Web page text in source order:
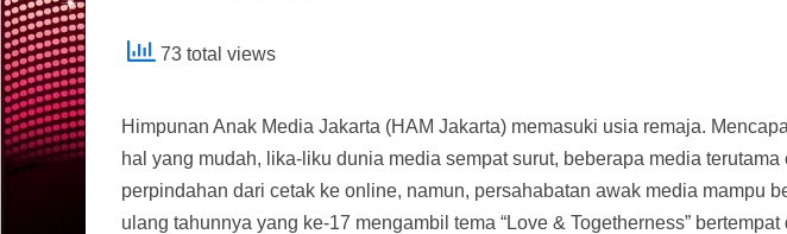
73 total views
Himpunan Anak Media Jakarta (HAM Jakarta) memasuki usia remaja.
hal yang mudah, lika-liku dunia media sempat surut, beberapa media
perpindahan dari cetak ke online, namun, persahabatan awak media mampu
ulang tahunnya yang ke-17 mengambil tema “Love & Togetherness”